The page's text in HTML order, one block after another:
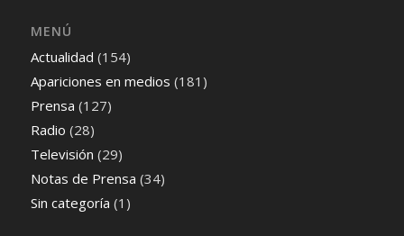
MENÚ
Actualidad (154)
Apariciones en medios (181)
Prensa (127)
Radio (28)
Televisión (29)
Notas de Prensa (34)
Sin categoría (1)